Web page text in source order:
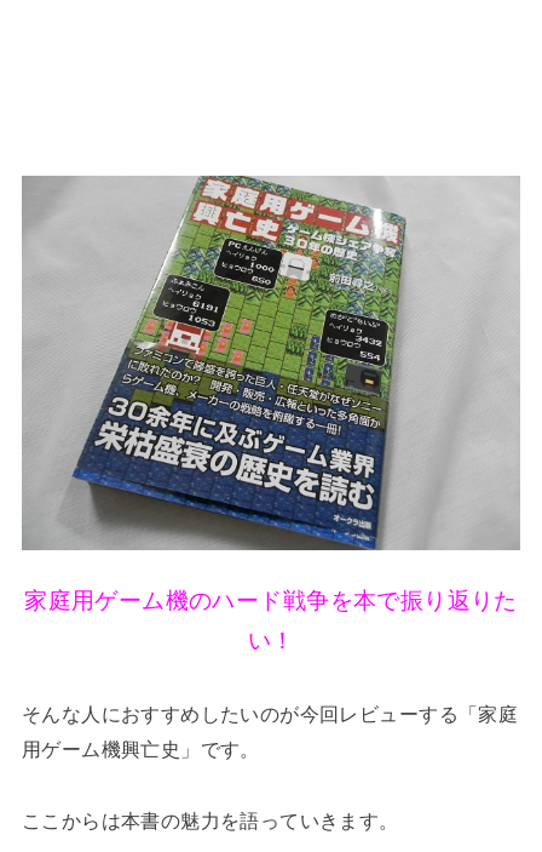
家庭用ゲーム機のハード戦争を本で振り返りた
い！
そんな人におすすめしたいのが今回レビューする「家庭
用ゲーム機興亡史」です。
ここからは本書の魅力を語っていきます。